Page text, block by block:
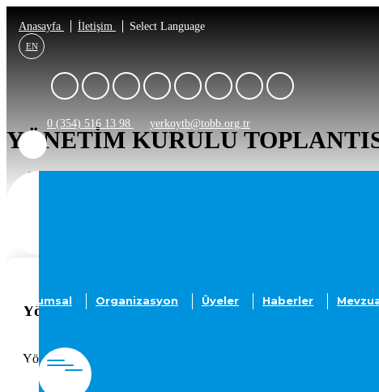
Anasayfa İletişim Select Language
EN
0 (354) 516 13 98 yerkoytb@tobb.org.tr
Kurumsal Organizasyon Üyeler Haberler
YÖNETIM KURULU
Yönetim Kurulu Toplantısı Yapıldı
Yönetim Kurulu Toplantısı Yapıldı